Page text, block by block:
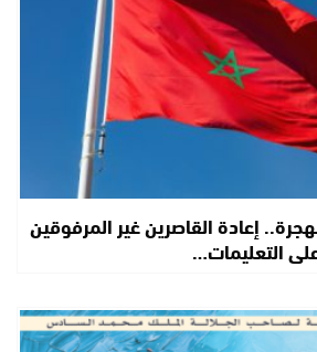
إعادة القاصرين غير المرفوقين
التعليمات…